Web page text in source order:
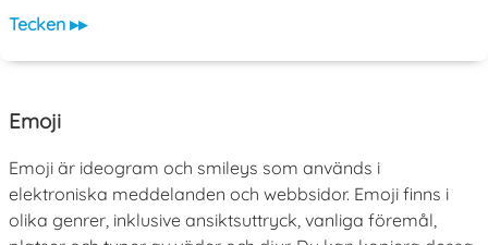
Tecken ▸▸
Emoji
Emoji är ideogram och smileys som används i
elektroniska meddelanden och webbsidor. Emoji finns i
olika genrer, inklusive ansiktsuttryck, vanliga föremål,